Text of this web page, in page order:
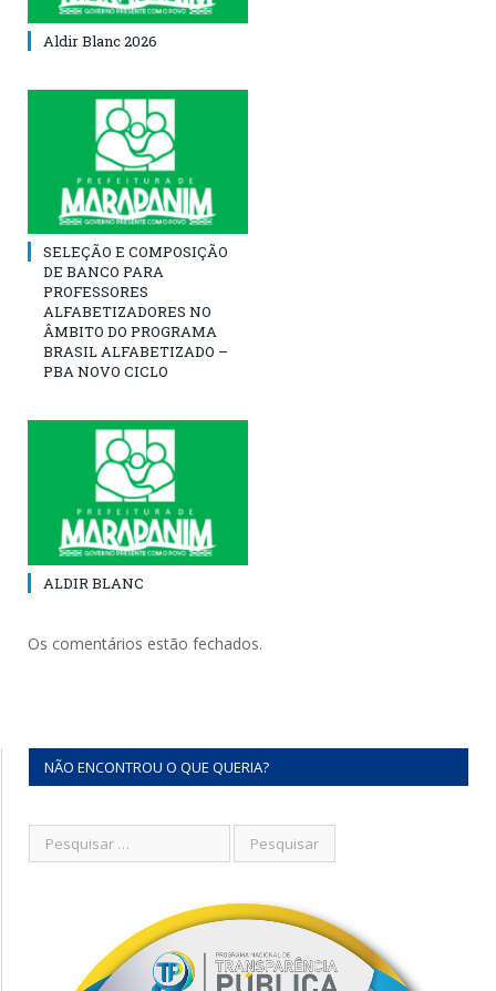
Aldir Blanc 2026
SELEÇÃO E COMPOSIÇÃO
DE BANCO PARA
PROFESSORES
ALFABETIZADORES NO
ÂMBITO DO PROGRAMA
BRASIL ALFABETIZADO –
PBA NOVO CICLO
ALDIR BLANC
Os comentários estão fechados.
NÃO ENCONTROU O QUE QUERIA?